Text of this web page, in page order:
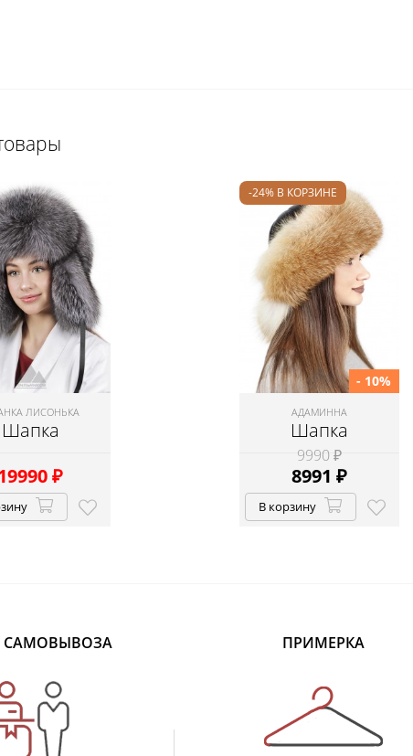
ЛИСОНЬКА
Шапка
₽
-24% В КОРЗИНЕ
АДАМИННА
Шапка
9990 ₽
8991 ₽
- 10%
В корзину
САМОВЫВОЗА ПРИМЕРКА